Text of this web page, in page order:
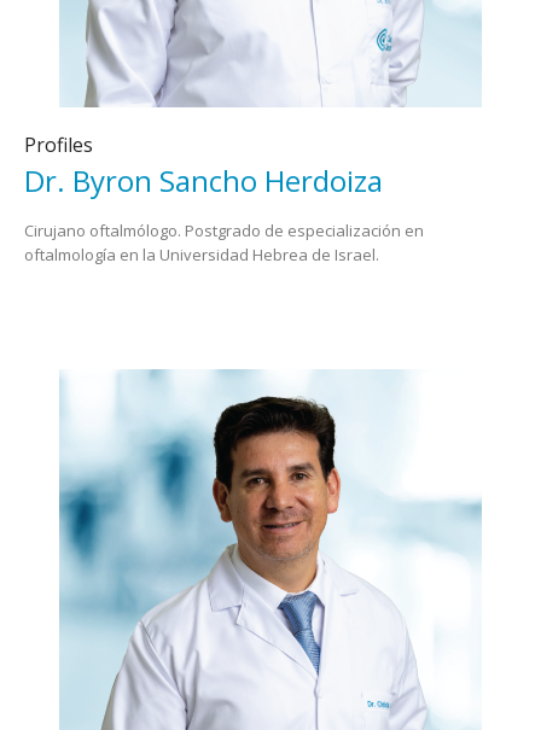
Profiles
Dr. Byron Sancho Herdoiza
Cirujano oftalmólogo. Postgrado de especialización en
oftalmología en la Universidad Hebrea de Israel.